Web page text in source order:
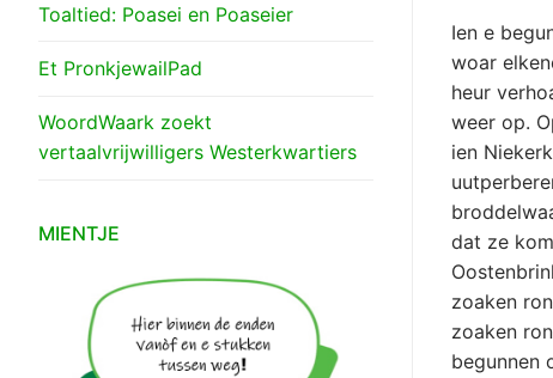
Ien e
woar
heur
weer op.
ien
dat ze
zoaken
zoaken
begunnen
Toaltied: Poasei en Poaseier
Et PronkjewailPad
WoordWaark zoekt
vertaalvrijwilligers Westerkwartiers
MIENTJE